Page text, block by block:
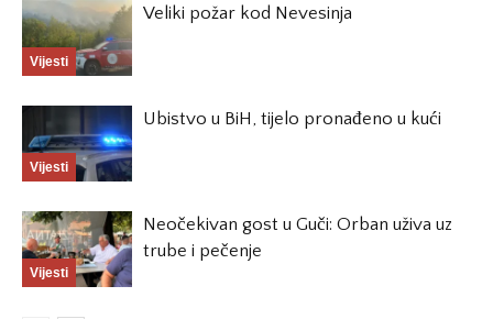
Vijesti
Veliki požar kod Nevesinja
Vijesti
Ubistvo u BiH, tijelo pronađeno u kući
Vijesti
Neočekivan gost u Guči: Orban uživa uz
trube i pečenje